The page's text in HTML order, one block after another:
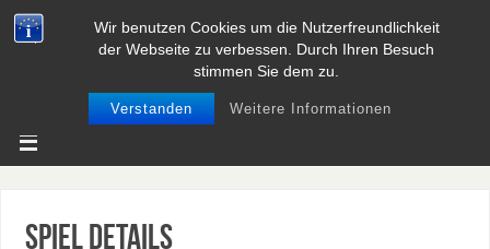
Wir benutzen Cookies um die Nutzerfreundlichkeit
der Webseite zu verbessen. Durch Ihren Besuch
stimmen Sie dem zu.
Verstanden Weitere Informationen
BASEBALL UND SOFTBALL IN
NIEDERSACHSEN
Spiel Details